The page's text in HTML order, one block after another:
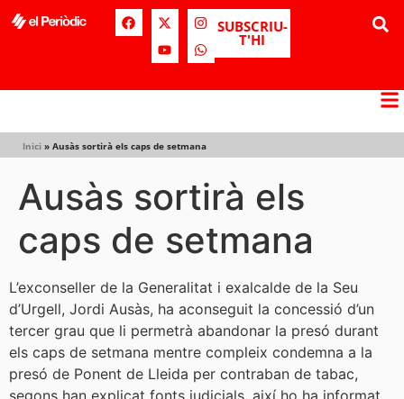
SUBSCRIU-
T'HI
Inici » Ausàs sortirà els caps de setmana
Ausàs sortirà els
caps de setmana
L’exconseller de la Generalitat i exalcalde de la Seu
d’Urgell, Jordi Ausàs, ha aconseguit la concessió d’un
tercer grau que li permetrà abandonar la presó durant
els caps de setmana mentre compleix condemna a la
presó de Ponent de Lleida per contraban de tabac,
segons han explicat fonts judicials, així ho ha informat